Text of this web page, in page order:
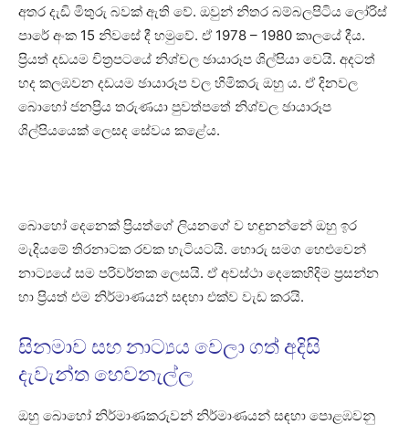
අතර දැඩි මිතුරු බවක් ඇති වේ. ඔවුන් නිතර බම්බලපිටිය ලෝරිස්
පාරේ අංක 15 නිවසේ දී හමුවේ. ඒ 1978 – 1980 කාලයේ දීය.
ප්‍රියත් දඩයම චිත්‍රපටයේ නිශ්චල ඡායාරූප ශිල්පියා වෙයි. අදටත්
හද කලඹවන දඩයම ඡායාරූප වල හිමිකරු ඔහු ය. ඒ දිනවල
බොහෝ ජනප්‍රිය තරුණයා පුවත්පතේ නිශ්චල ඡායාරූප
ශිල්පියයෙක් ලෙසද සේවය කළේය.
බොහෝ දෙනෙක් ප්‍රියත්ගේ ලියනගේ ව හඳුනන්නේ ඔහු ඉර
මැදියමේ තිරනාටක රචක හැටියටයි. හොරු සමග හෙළුවෙන්
නාට්‍යයේ සම පරිවර්තක ලෙසයි. ඒ අවස්ථා දෙකෙහිදිම ප්‍රසන්න
හා ප්‍රියත් එම නිර්මාණයන් සඳහා එක්ව වැඩ කරයි.
සිනමාව සහ නාට්‍යය වෙලා ගත් අදිසි
දැවැන්ත හෙවනැල්ල
ඔහු බොහෝ නිර්මාණකරුවන් නිර්මාණයන් සඳහා පොළඹවනු